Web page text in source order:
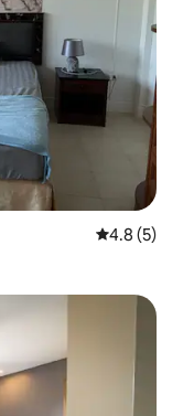
औसत रेटिंग 5
4.8 (5)